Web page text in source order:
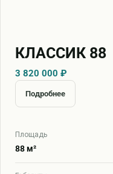
КЛАССИК 88
3 820 000 ₽
Подробнее
Площадь
88 м²